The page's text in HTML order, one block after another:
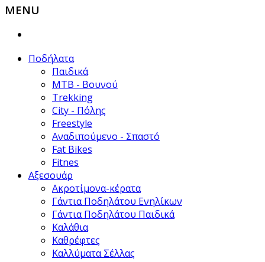
MENU
Ποδήλατα
Παιδικά
ΜΤΒ - Βουνού
Trekking
City - Πόλης
Freestyle
Αναδιπούμενο - Σπαστό
Fat Bikes
Fitnes
Αξεσουάρ
Ακροτίμονα-κέρατα
Γάντια Ποδηλάτου Ενηλίκων
Γάντια Ποδηλάτου Παιδικά
Καλάθια
Καθρέφτες
Καλλύματα Σέλλας